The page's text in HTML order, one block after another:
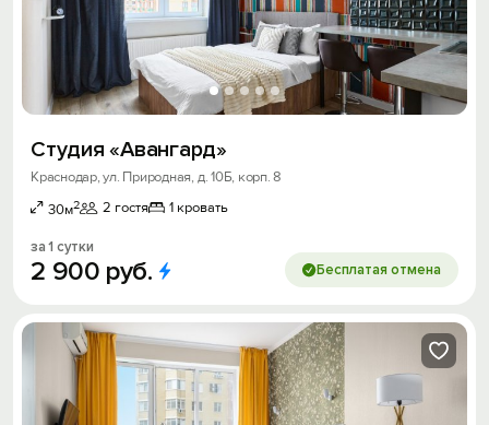
Студия «Авангард»
Краснодар, ул. Природная, д. 10Б, корп. 8
30м2 2 гостя 1 кровать
за 1 сутки
2 900 руб. Бесплатая отмена